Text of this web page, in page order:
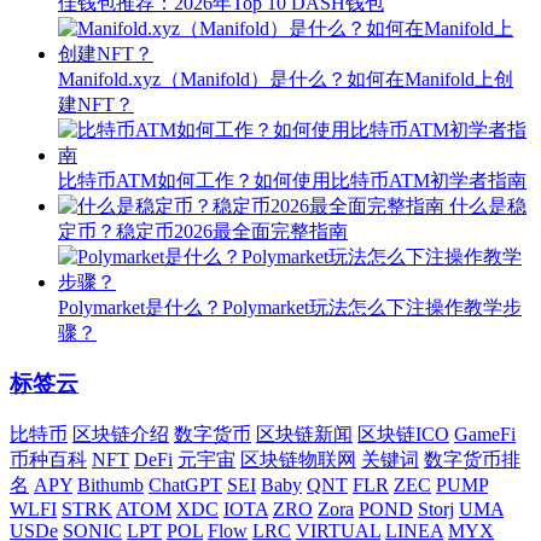
Manifold.xyz（Manifold）是什么？如何在Manifold上创
建NFT？
比特币ATM如何工作？如何使用比特币ATM初学者指南
什么是稳
定币？稳定币2026最全面完整指南
Polymarket是什么？Polymarket玩法怎么下注操作教学步
骤？
标签云
比特币 区块链介绍 数字货币 区块链新闻 区块链ICO GameFi
币种百科 NFT DeFi 元宇宙 区块链物联网 关键词 数字货币排
名 APY Bithumb ChatGPT SEI Baby QNT FLR ZEC PUMP
WLFI STRK ATOM XDC IOTA ZRO Zora POND Storj UMA
USDe SONIC LPT POL Flow LRC VIRTUAL LINEA MYX